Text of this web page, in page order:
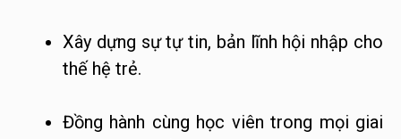
Xây dựng sự tự tin, bản lĩnh hội nhập cho
thế hệ trẻ.
Đồng hành cùng học viên trong mọi giai